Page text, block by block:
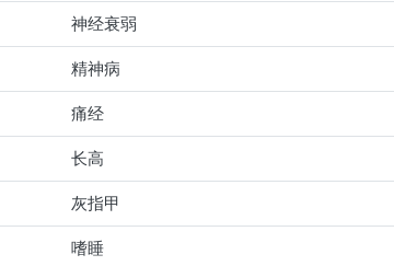
神经衰弱
精神病
痛经
长高
灰指甲
嗜睡